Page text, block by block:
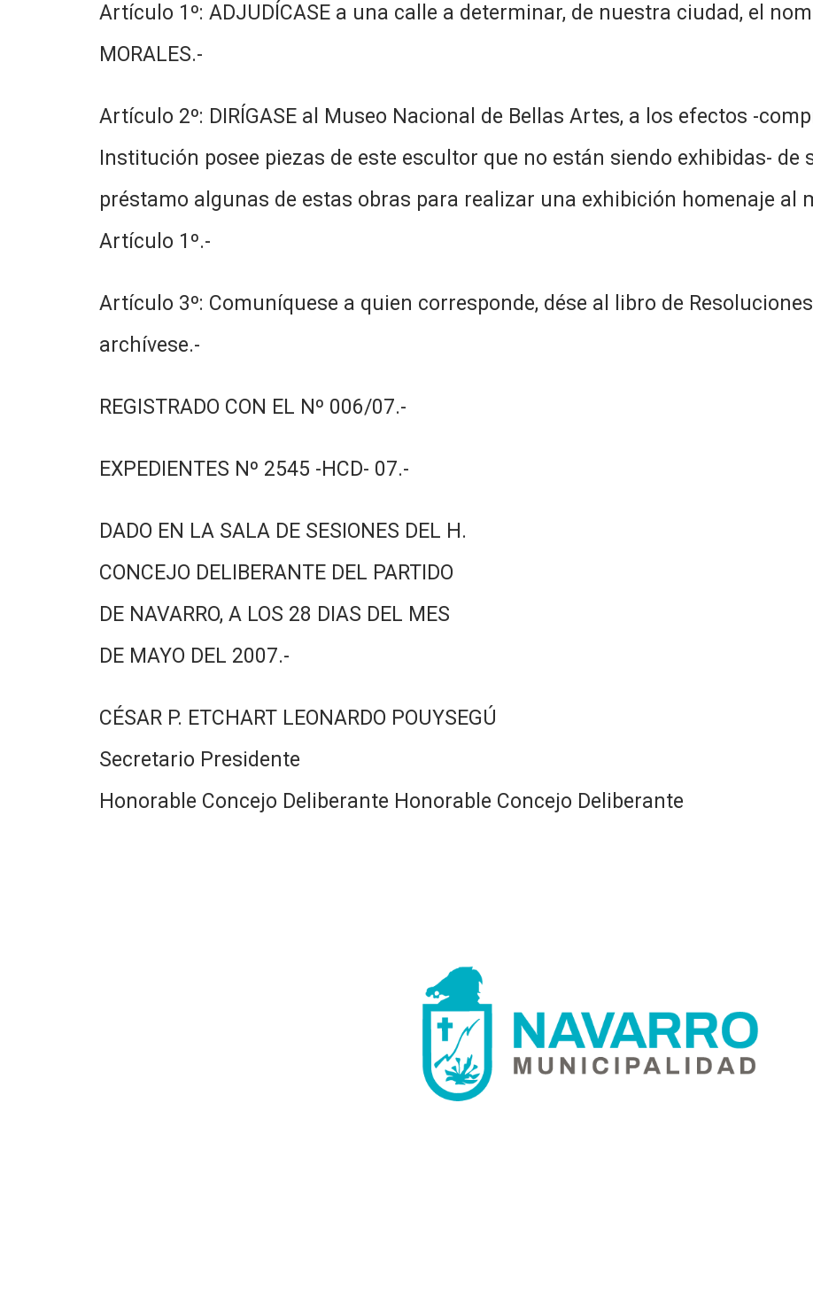
Artículo 1º: ADJUDÍCASE a una calle a determinar, de nuestra ciudad, el
MORALES.-
Artículo 2º: DIRÍGASE al Museo Nacional de Bellas Artes, a los efectos -
Institución posee piezas de este escultor que no están siendo exhibidas- de
préstamo algunas de estas obras para realizar una exhibición homenaje al
Artículo 1º.-
Artículo 3º: Comuníquese a quien corresponde, dése al libro de
archívese.-
REGISTRADO CON EL Nº 006/07.-
EXPEDIENTES Nº 2545 -HCD- 07.-
DADO EN LA SALA DE SESIONES DEL H.
CONCEJO DELIBERANTE DEL PARTIDO
DE NAVARRO, A LOS 28 DIAS DEL MES
DE MAYO DEL 2007.-
CÉSAR P. ETCHART LEONARDO POUYSEGÚ
Secretario Presidente
Honorable Concejo Deliberante Honorable Concejo Deliberante